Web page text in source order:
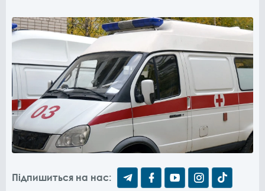
Підпишиться на нас: